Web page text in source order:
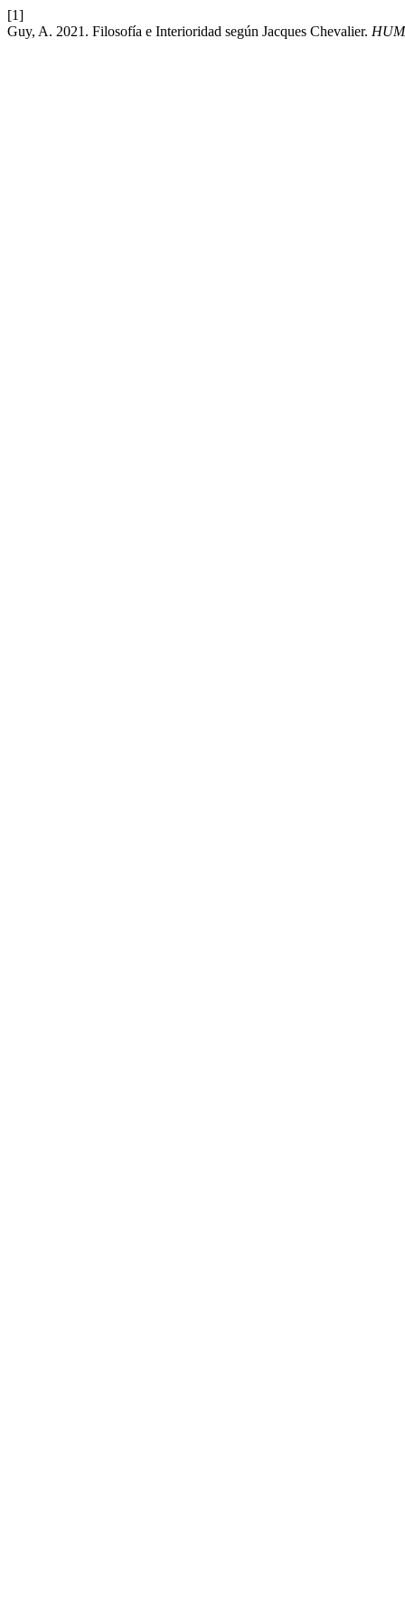
[1]
Guy, A. 2021. Filosofía e Interioridad según Jacques Chevalier.